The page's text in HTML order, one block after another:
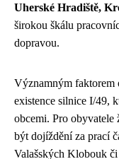
Uherské Hradiště,
širokou škálu
dopravou.
Významným faktorem
existence silnice I/49,
obcemi. Pro
být dojíždění za prací
Valašských Klobouk